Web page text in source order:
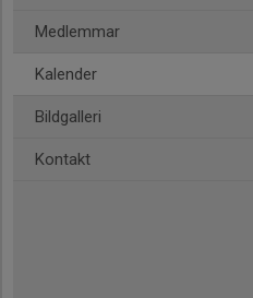
Medlemmar
Kalender
Bildgalleri
Kontakt